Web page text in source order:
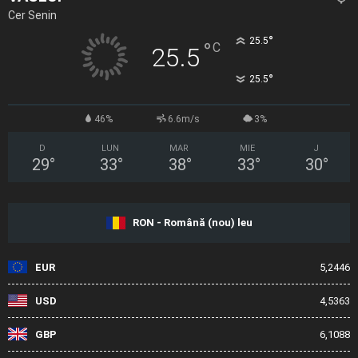
Cer Senin
25.5 °C 25.5°
25.5°
46% 6.6m/s 3%
D
29°
LUN
33°
MAR
38°
MIE
33°
J
30°
RON - Română (nou) leu
EUR 5,2446
USD 4,5363
GBP 6,1088